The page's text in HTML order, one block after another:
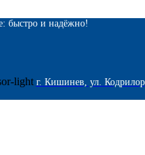
быстро и надёжно!
г. Кишинев, ул.